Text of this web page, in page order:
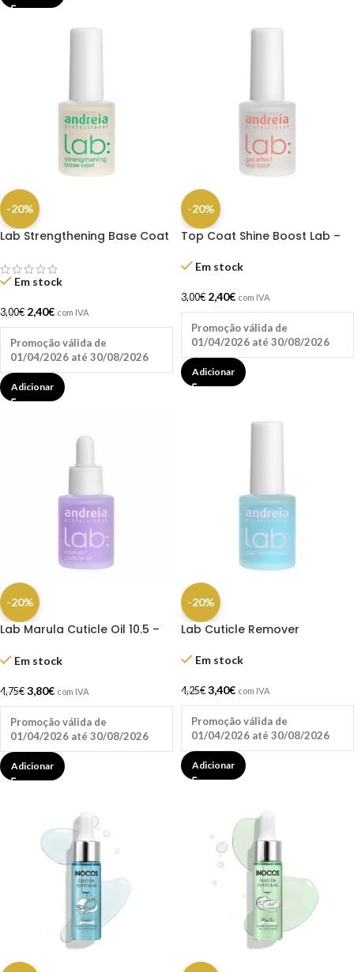
-20%
Lab Strengthening Base Coat
Em stock
3,00€ 2,40€ com IVA
Promoção válida de
01/04/2026 até 30/08/2026
Adicionar
-20%
Top Coat Shine Boost Lab –
Em stock
3,00€ 2,40€ com IVA
Promoção válida de
01/04/2026 até 30/08/2026
Adicionar
-20%
Lab Marula Cuticle Oil 10.5 –
Em stock
4,75€ 3,80€ com IVA
Promoção válida de
01/04/2026 até 30/08/2026
Adicionar
-20%
Lab Cuticle Remover
Em stock
4,25€ 3,40€ com IVA
Promoção válida de
01/04/2026 até 30/08/2026
Adicionar